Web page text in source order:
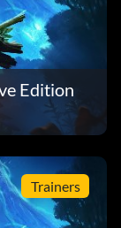
Edition
Trainers